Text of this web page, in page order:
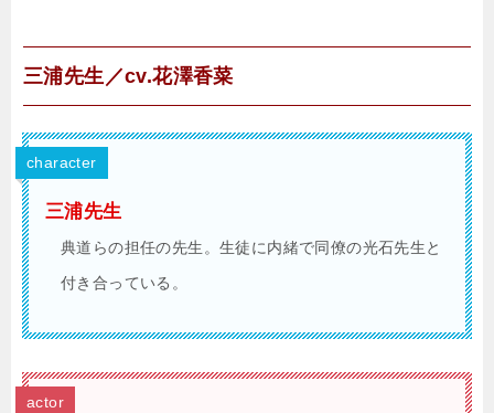
三浦先生／cv.花澤香菜
character
三浦先生
典道らの担任の先生。生徒に内緒で同僚の光石先生と
付き合っている。
actor